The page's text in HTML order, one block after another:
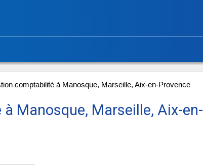
comptabilité à Manosque, Marseille, Aix-en-Provence
Manosque, Marseille, Aix-en-